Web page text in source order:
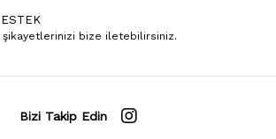
şikayetlerinizi bize iletebilirsiniz.
Bizi Takip Edin